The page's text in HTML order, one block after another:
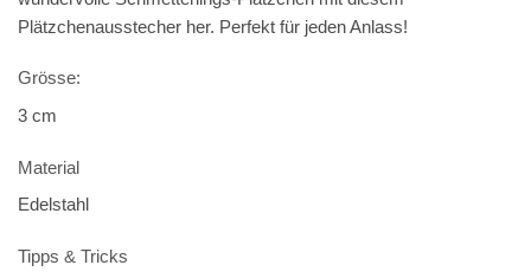
Plätzchenausstecher her. Perfekt für jeden Anlass!
Grösse:
3 cm
Material
Edelstahl
Tipps & Tricks